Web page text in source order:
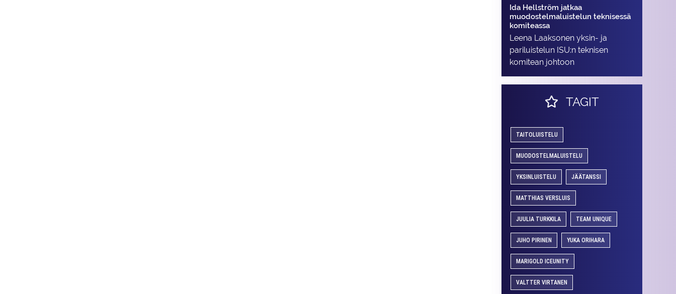
Ida Hellström jatkaa
muodostelmaluistelun teknisessä
komiteassa
Leena Laaksonen yksin- ja
pariluistelun ISU:n teknisen
komitean johtoon
TAGIT
TAITOLUISTELU
MUODOSTELMALUISTELU
YKSINLUISTELU JÄÄTANSSI
MATTHIAS VERSLUIS
JUULIA TURKKILA TEAM UNIQUE
JUHO PIRINEN YUKA ORIHARA
MARIGOLD ICEUNITY
VALTTER VIRTANEN